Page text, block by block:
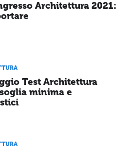
Architettura 2021:
Test Architettura
minima e